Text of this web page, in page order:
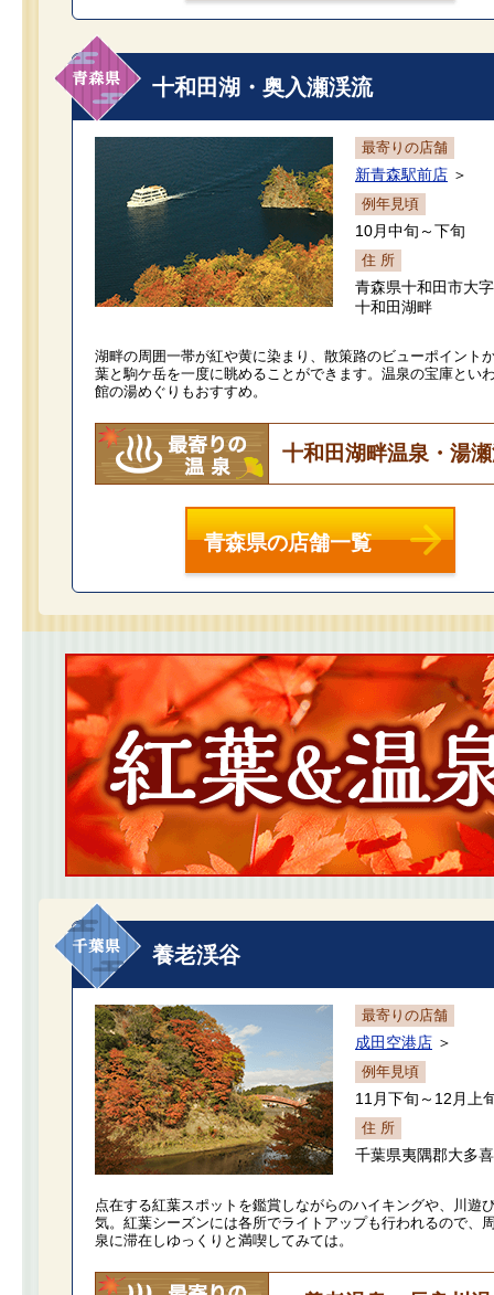
十和田湖・奥入瀬渓流
最寄りの店舗
新青森駅前店 ＞
例年見頃
10月中旬～下旬
住 所
青森県十和田市大
十和田湖畔
湖畔の周囲一帯が紅や黄に染まり、散策路のビューポイント
葉と駒ケ岳を一度に眺めることができます。温泉の宝庫とい
館の湯めぐりもおすすめ。
十和田湖畔温泉・湯
青森県の店舗一覧
養老渓谷
最寄りの店舗
成田空港店 ＞
例年見頃
11月下旬～12月上
住 所
千葉県夷隅郡大多
点在する紅葉スポットを鑑賞しながらのハイキングや、川遊
気。紅葉シーズンには各所でライトアップも行われるので、
泉に滞在しゆっくりと満喫してみては。